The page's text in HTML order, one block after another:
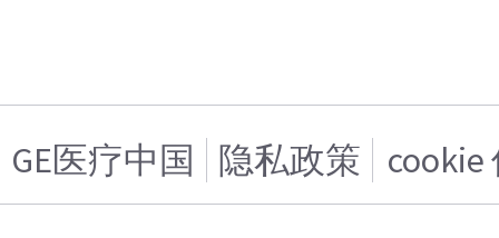
GE医疗中国 隐私政策 cookie